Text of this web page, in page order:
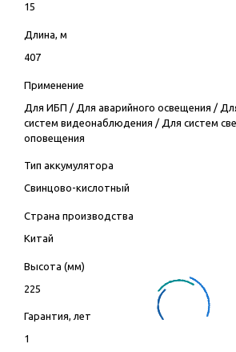
15
Длина, м
407
Применение
Для ИБП / Для аварийного освещения /
систем видеонаблюдения / Для систем
оповещения
Тип аккумулятора
Свинцово-кислотный
Страна производства
Китай
Высота (мм)
225
Гарантия, лет
1